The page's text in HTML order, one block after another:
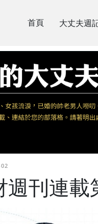
首頁 大丈夫週
週刊連載